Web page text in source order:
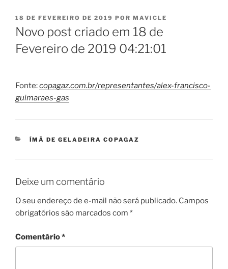
PUBLICADO
EM
18 DE FEVEREIRO DE 2019 POR MAVICLE
Novo post criado em 18 de
Fevereiro de 2019 04:21:01
Fonte:copagaz.com.br/representantes/alex-francisco-
guimaraes-gas
CATEGORIAS
ÍMÃ DE GELADEIRA COPAGAZ
Deixe um comentário
O seu endereço de e-mail não será publicado. Campos
obrigatórios são marcados com *
Comentário*